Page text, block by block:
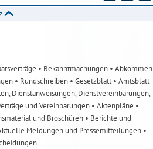
• Bekanntmachungen • Abkommen
• Rundschreiben • Gesetzblatt• Amtsblatt
Dienstanweisungen, Dienstvereinbarungen,
und Vereinbarungen • Aktenpläne •
und Broschüren • Berichte und
Meldungen und Pressemitteilungen •